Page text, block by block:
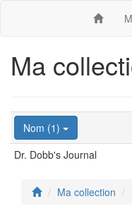
Ma
Nom (1)
Dr. Dobb's Journal
Ma collection